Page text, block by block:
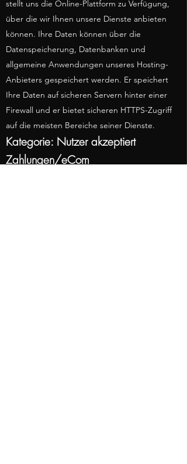
stellt uns die Online-Plattform zu Verfügung,
über die wir Ihnen unsere Dienste anbieten
können. Ihre Daten können über die
Datenspeicherung, Datenbanken und
allgemeine Anwendungen unseres Hosting-
Anbieters gespeichert werden. Er speichert
Ihre Daten auf sicheren Servern hinter einer
Firewall und er bietet sicheren HTTPS-Zugriff
auf die meisten Bereiche seiner Dienste.
Kategorie: Nutzer akzeptiert
Zahlungen/eCom